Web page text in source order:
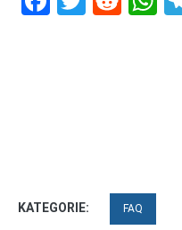
KATEGORIE: FAQ